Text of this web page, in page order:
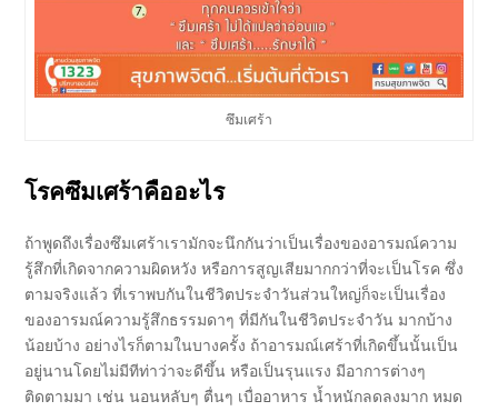
ซึมเศร้า
โรคซึมเศร้าคืออะไร
ถ้าพูดถึงเรื่องซึมเศร้าเรามักจะนึกกันว่าเป็นเรื่องของอารมณ์ความ
รู้สึกที่เกิดจากความผิดหวัง หรือการสูญเสียมากกว่าที่จะเป็นโรค ซึ่ง
ตามจริงแล้ว ที่เราพบกันในชีวิตประจำวันส่วนใหญ่ก็จะเป็นเรื่อง
ของอารมณ์ความรู้สึกธรรมดาๆ ที่มีกันในชีวิตประจำวัน มากบ้าง
น้อยบ้าง อย่างไรก็ตามในบางครั้ง ถ้าอารมณ์เศร้าที่เกิดขึ้นนั้นเป็น
อยู่นานโดยไม่มีทีท่าว่าจะดีขึ้น หรือเป็นรุนแรง มีอาการต่างๆ
ติดตามมา เช่น นอนหลับๆ ตื่นๆ เบื่ออาหาร น้ำหนักลดลงมาก หมด